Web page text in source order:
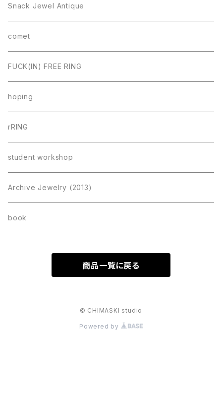
Snack Jewel Antique
comet
FUCK(IN) FREE RING
hoping
rRING
student workshop
Archive Jewelry (2013)
book
商品一覧に戻る
© CHIMASKI studio
Powered by